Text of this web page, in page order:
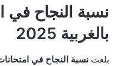
نسبة النجاح في
بالغربية 2025
بلغت نسبة النجاح في